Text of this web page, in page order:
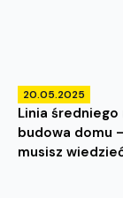
20.05.2025
Linia średniego
budowa domu
musisz